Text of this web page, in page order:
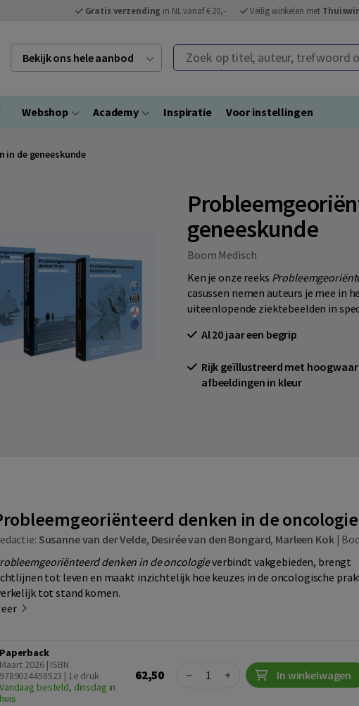
Gratis verzending in NL vanaf € 20,- Veilig winkelen met
Bekijk ons hele aanbod Zoek op titel, auteur, trefwoord of
Webshop Academy Inspiratie Voor instellingen
in de geneeskunde
geneeskunde
Boom Medisch
Ken je onze reeks
casussen nemen auteurs je mee in
uiteenlopende ziektebeelden in
Al 20 jaar een begrip
Rijk geïllustreerd met
afbeeldingen in kleur
denken in de oncologie
Susanne van der Velde, Desirée van den Bongard, Marleen Kok|
denken in de oncologieverbindt vakgebieden, brengt
tot leven en maakt inzichtelijk hoe keuzes in de oncologische
tot stand komen.
Paperback
Maart 2026 | ISBN
9789024458523 | 1e druk
Vandaag besteld, dinsdag in
huis
62,50 Quantity
− + In winkelwagen